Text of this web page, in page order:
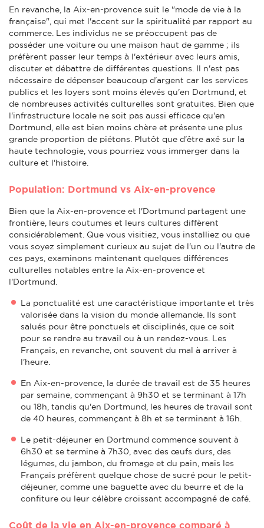
En revanche, la Aix-en-provence suit le "mode de vie à la
française", qui met l'accent sur la spiritualité par rapport au
commerce. Les individus ne se préoccupent pas de
posséder une voiture ou une maison haut de gamme ; ils
préfèrent passer leur temps à l'extérieur avec leurs amis,
discuter et débattre de différentes questions. Il n'est pas
nécessaire de dépenser beaucoup d'argent car les services
publics et les loyers sont moins élevés qu'en Dortmund, et
de nombreuses activités culturelles sont gratuites. Bien que
l'infrastructure locale ne soit pas aussi efficace qu'en
Dortmund, elle est bien moins chère et présente une plus
grande proportion de piétons. Plutôt que d'être axé sur la
haute technologie, vous pourriez vous immerger dans la
culture et l'histoire.
Population: Dortmund vs Aix-en-provence
Bien que la Aix-en-provence et l'Dortmund partagent une
frontière, leurs coutumes et leurs cultures diffèrent
considérablement. Que vous visitiez, vous installiez ou que
vous soyez simplement curieux au sujet de l'un ou l'autre de
ces pays, examinons maintenant quelques différences
culturelles notables entre la Aix-en-provence et
l'Dortmund.
La ponctualité est une caractéristique importante et très
valorisée dans la vision du monde allemande. Ils sont
salués pour être ponctuels et disciplinés, que ce soit
pour se rendre au travail ou à un rendez-vous. Les
Français, en revanche, ont souvent du mal à arriver à
l'heure.
En Aix-en-provence, la durée de travail est de 35 heures
par semaine, commençant à 9h30 et se terminant à 17h
ou 18h, tandis qu'en Dortmund, les heures de travail sont
de 40 heures, commençant à 8h et se terminant à 16h.
Le petit-déjeuner en Dortmund commence souvent à
6h30 et se termine à 7h30, avec des œufs durs, des
légumes, du jambon, du fromage et du pain, mais les
Français préfèrent quelque chose de sucré pour le petit-
déjeuner, comme une baguette avec du beurre et de la
confiture ou leur célèbre croissant accompagné de café.
Coût de la vie en Aix-en-provence comparé à